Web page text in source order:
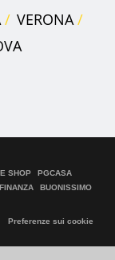
VERONA
SHOP
PGCASA
BUONISSIMO
Preferenze sui cookie